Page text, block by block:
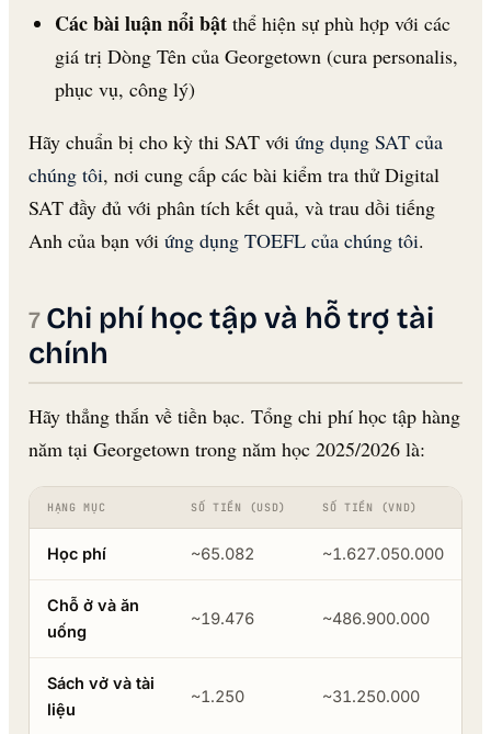
Các bài luận nổi bậtthể hiện sự phù hợp với các
giá trị Dòng Tên của Georgetown (cura personalis,
phục vụ, công lý)
Hãy chuẩn bị cho kỳ thi SAT với ứng dụng SAT của
chúng tôi, nơi cung cấp các bài kiểm tra thử Digital
SAT đầy đủ với phân tích kết quả, và trau dồi tiếng
Anh của bạn với ứng dụng TOEFL của chúng tôi.
Chi phí học tập và hỗ trợ tài
chính
Hãy thẳng thắn về tiền bạc. Tổng chi phí học tập hàng
năm tại Georgetown trong năm học 2025/2026 là:
HẠNG MỤC SỐ TIỀN (USD) SỐ TIỀN (VND)
Học phí ~65.082 ~1.627.050.000
Chỗ ở và ăn
uống
~19.476 ~486.900.000
Sách vở và tài
liệu
~1.250 ~31.250.000